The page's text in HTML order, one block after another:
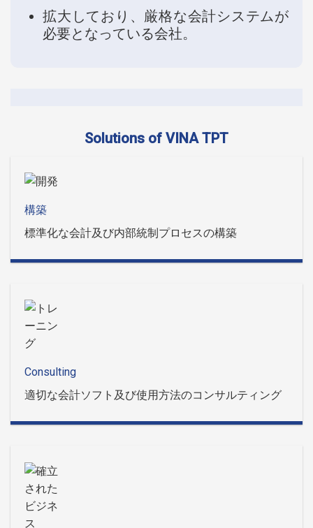
拡大しており、厳格な会計システムが
必要となっている会社。
Solutions of VINA TPT
構築
標準化な会計及び内部統制プロセスの構築
Consulting
適切な会計ソフト及び使用方法のコンサルティング